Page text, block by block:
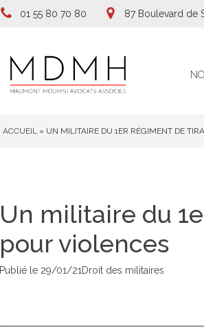
01 55 80 70 80 87 Boulevard de
ACCUEIL » UN MILITAIRE DU 1ER RÉGIMENT DE
Un militaire du
pour violences
Publié le 29/01/21 Droit des militaires